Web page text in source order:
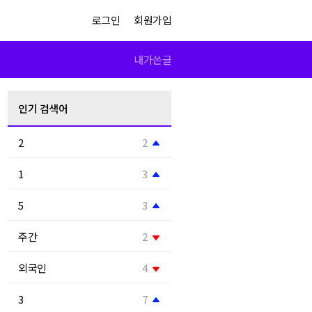
로그인 회원가입
내가쓴글
인기 검색어
2 2
1 3
5 3
주간 2
외국인 4
3 7